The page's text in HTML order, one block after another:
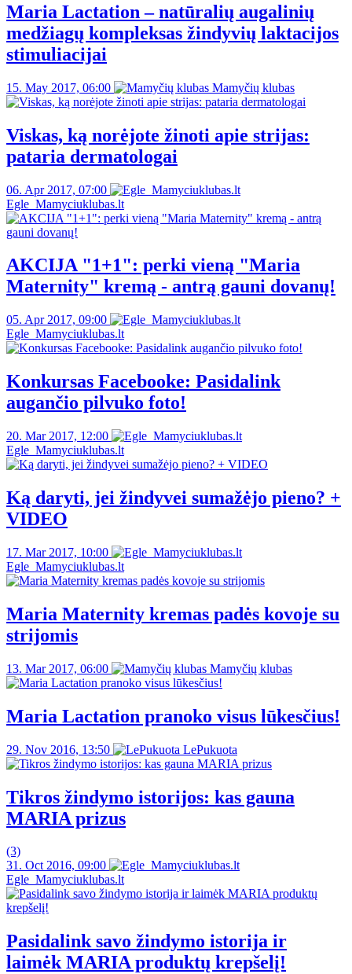
Maria Lactation – natūralių augalinių
medžiagų kompleksas žindyvių laktacijos
stimuliacijai
15. May 2017, 06:00 Mamyčių klubas
Viskas, ką norėjote žinoti apie strijas:
pataria dermatologai
06. Apr 2017, 07:00
Egle_Mamyciuklubas.lt
AKCIJA "1+1": perki vieną "Maria
Maternity" kremą - antrą gauni dovanų!
05. Apr 2017, 09:00
Egle_Mamyciuklubas.lt
Konkursas Facebooke: Pasidalink
augančio pilvuko foto!
20. Mar 2017, 12:00
Egle_Mamyciuklubas.lt
Ką daryti, jei žindyvei sumažėjo pieno? +
VIDEO
17. Mar 2017, 10:00
Egle_Mamyciuklubas.lt
Maria Maternity kremas padės kovoje su
strijomis
13. Mar 2017, 06:00 Mamyčių klubas
Maria Lactation pranoko visus lūkesčius!
29. Nov 2016, 13:50 LePukuota
Tikros žindymo istorijos: kas gauna
MARIA prizus
(3)
31. Oct 2016, 09:00
Egle_Mamyciuklubas.lt
Pasidalink savo žindymo istorija ir
laimėk MARIA produktų krepšelį!